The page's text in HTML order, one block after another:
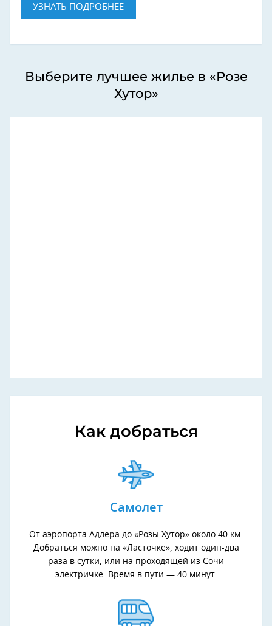
УЗНАТЬ ПОДРОБНЕЕ
Выберите лучшее жилье в «Розе
Хутор»
Как добраться
Самолет
От аэропорта Адлера до «Розы Хутор» около 40 км.
Добраться можно на «Ласточке», ходит один-два
раза в сутки, или на проходящей из Сочи
электричке. Время в пути — 40 минут.